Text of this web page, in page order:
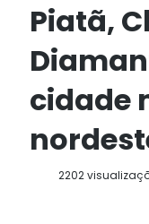
Piatã,
cidade
2202